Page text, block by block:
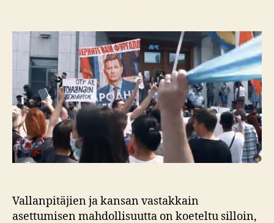
mielenosoituspäivä
Habarovskissa)
Vallanpitäjien ja kansan vastakkain
asettumisen mahdollisuutta on koeteltu silloin,